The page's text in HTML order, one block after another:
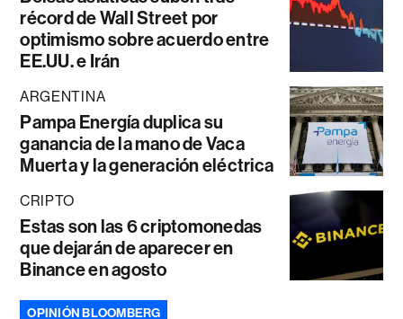
récord de Wall Street por
optimismo sobre acuerdo entre
EE.UU. e Irán
ARGENTINA
Pampa Energía duplica su
ganancia de la mano de Vaca
Muerta y la generación eléctrica
CRIPTO
Estas son las 6 criptomonedas
que dejarán de aparecer en
Binance en agosto
OPINIÓN BLOOMBERG